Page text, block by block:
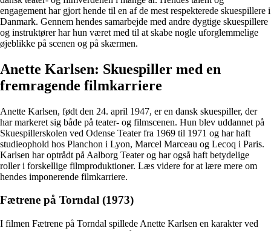
engagement har gjort hende til en af de mest respekterede skuespillere i
Danmark. Gennem hendes samarbejde med andre dygtige skuespillere
og instruktører har hun været med til at skabe nogle uforglemmelige
øjeblikke på scenen og på skærmen.
Anette Karlsen: Skuespiller med en
fremragende filmkarriere
Anette Karlsen, født den 24. april 1947, er en dansk skuespiller, der
har markeret sig både på teater- og filmscenen. Hun blev uddannet på
Skuespillerskolen ved Odense Teater fra 1969 til 1971 og har haft
studieophold hos Planchon i Lyon, Marcel Marceau og Lecoq i Paris.
Karlsen har optrådt på Aalborg Teater og har også haft betydelige
roller i forskellige filmproduktioner. Læs videre for at lære mere om
hendes imponerende filmkarriere.
Fætrene på Torndal (1973)
I filmen Fætrene på Torndal spillede Anette Karlsen en karakter ved